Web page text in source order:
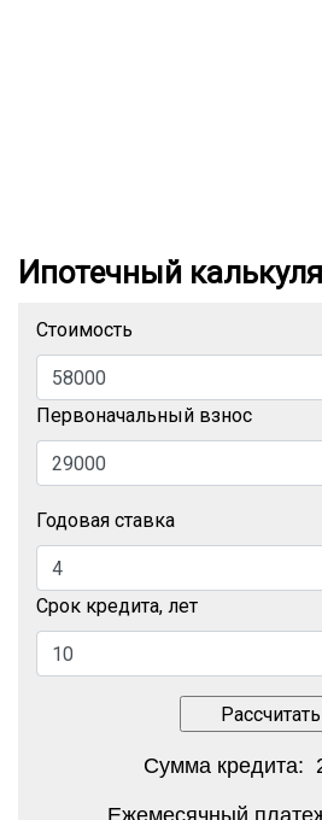
Ипотечный
Стоимость
Первоначальный взнос
Годовая ставка
Срок кредита, лет
Сумма кредита: